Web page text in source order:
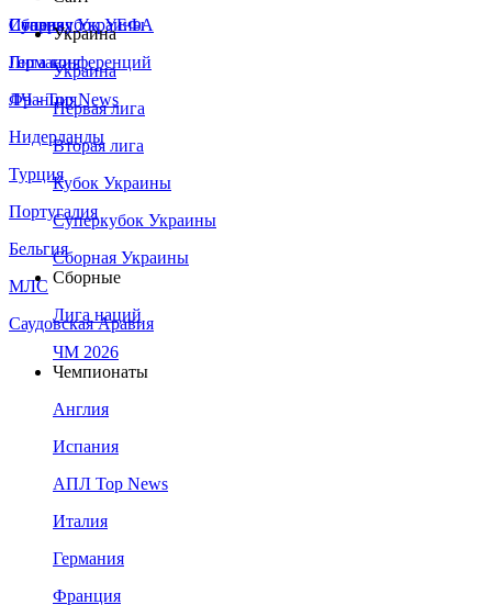
Сборная Украины
Италия
Германия
Франция
Нидерланды
Турция
Португалия
Бельгия
МЛС
Саудовская Аравия
Суперкубок УЕФА
Лига конференций
ЛЧ - Top News
Украина
Украина
Первая лига
Вторая лига
Кубок Украины
Суперкубок Украины
Сборная Украины
Сборные
Лига наций
ЧМ 2026
Чемпионаты
Англия
Испания
АПЛ Top News
Италия
Германия
Франция